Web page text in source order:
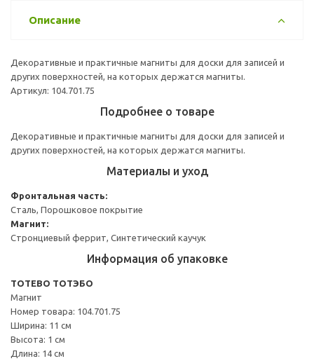
Описание
Декоративные и практичные магниты для доски для записей и
других поверхностей, на которых держатся магниты.
Артикул: 104.701.75
Подробнее о товаре
Декоративные и практичные магниты для доски для записей и
других поверхностей, на которых держатся магниты.
Материалы и уход
Фронтальная часть:
Сталь, Порошковое покрытие
Магнит:
Стронциевый феррит, Синтетический каучук
Информация об упаковке
TOTEBO ТОТЭБО
Магнит
Номер товара: 104.701.75
Ширина: 11 см
Высота: 1 см
Длина: 14 см